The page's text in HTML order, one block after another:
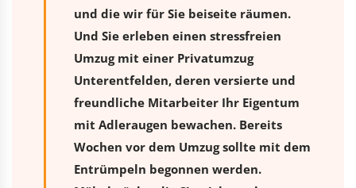
und die wir für Sie beiseite räumen.
Und Sie erleben einen stressfreien
Umzugmit einer Privatumzug
Unterentfelden, deren versierte und
freundliche Mitarbeiter Ihr Eigentum
mit Adleraugen bewachen. Bereits
Wochen vor dem Umzug sollte mit dem
Entrümpeln begonnen werden.